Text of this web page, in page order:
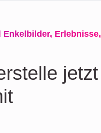
Erlebnisse,
jetzt